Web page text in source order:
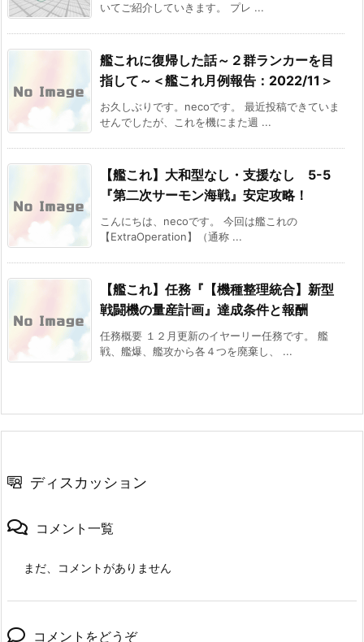
いてご紹介していきます。 プレ ...
艦これに復帰した話～２群ランカーを目
指して～＜艦これ月例報告：2022/11＞
お久しぶりです。necoです。 最近投稿できていま
せんでしたが、これを機にまた週 ...
【艦これ】大和型なし・支援なし 5-5
『第二次サーモン海戦』安定攻略！
こんにちは、necoです。 今回は艦これの
【ExtraOperation】（通称 ...
【艦これ】任務『【機種整理統合】新型
戦闘機の量産計画』達成条件と報酬
任務概要 １２月更新のイヤーリー任務です。 艦
戦、艦爆、艦攻から各４つを廃棄し、 ...
ディスカッション
コメント一覧
まだ、コメントがありません
コメントをどうぞ